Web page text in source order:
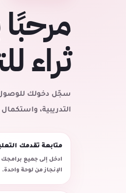
ثراء
سجّل دخولك للوصول
التدريبية،
متابعة تقدمك
ادخل إلى جميع
الإنجاز من لوحة واحدة.